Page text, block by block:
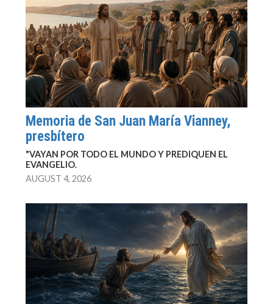
Memoria de San Juan María Vianney,
presbítero
"VAYAN POR TODO EL MUNDO Y PREDIQUEN EL
EVANGELIO.
AUGUST 4, 2026